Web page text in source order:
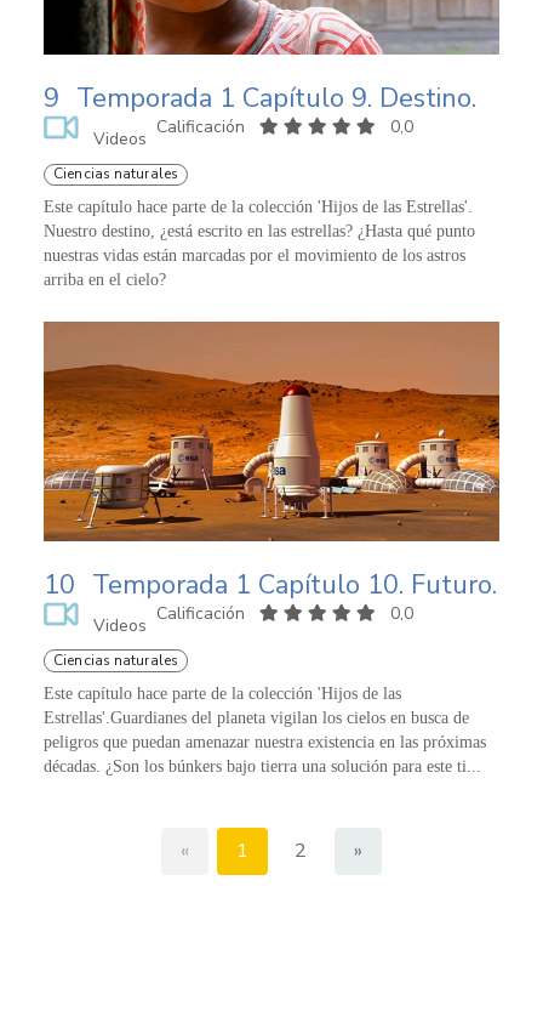
9 Temporada 1 Capítulo 9. Destino.
Videos
Calificación 0,0
Ciencias naturales
Este capítulo hace parte de la colección 'Hijos de las Estrellas'.
Nuestro destino, ¿está escrito en las estrellas? ¿Hasta qué punto
nuestras vidas están marcadas por el movimiento de los astros
arriba en el cielo?
10 Temporada 1 Capítulo 10. Futuro.
Videos
Calificación 0,0
Ciencias naturales
Este capítulo hace parte de la colección 'Hijos de las
Estrellas'.Guardianes del planeta vigilan los cielos en busca de
peligros que puedan amenazar nuestra existencia en las próximas
décadas. ¿Son los búnkers bajo tierra una solución para este ti...
« 1 2 »